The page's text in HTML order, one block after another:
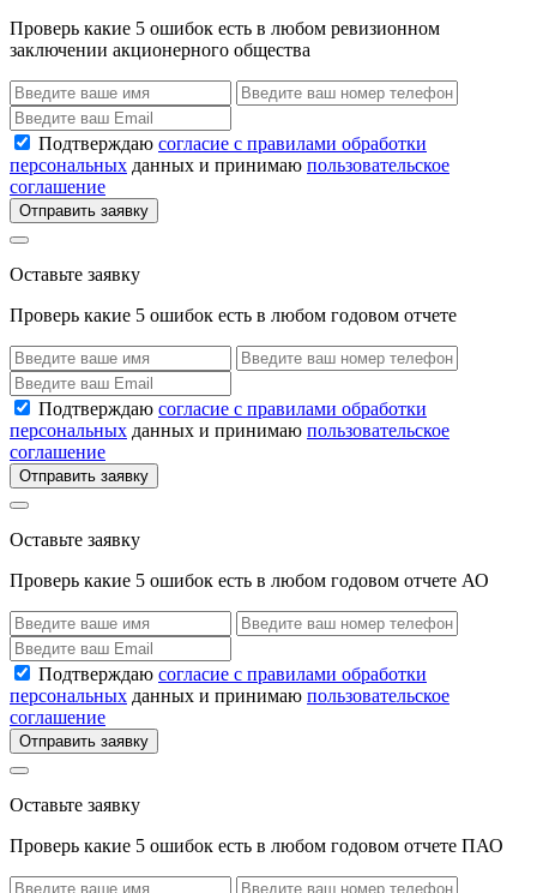
Проверь какие 5 ошибок есть в любом ревизионном
заключении акционерного общества
Подтверждаю согласие с правилами обработки
персональных данных и принимаю пользовательское
соглашение
Отправить заявку
Оставьте заявку
Проверь какие 5 ошибок есть в любом годовом отчете
Подтверждаю согласие с правилами обработки
персональных данных и принимаю пользовательское
соглашение
Отправить заявку
Оставьте заявку
Проверь какие 5 ошибок есть в любом годовом отчете АО
Подтверждаю согласие с правилами обработки
персональных данных и принимаю пользовательское
соглашение
Отправить заявку
Оставьте заявку
Проверь какие 5 ошибок есть в любом годовом отчете ПАО